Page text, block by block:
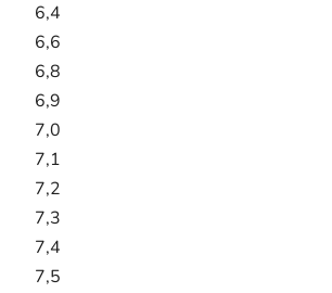
6,4
6,6
6,8
6,9
7,0
7,1
7,2
7,3
7,4
7,5